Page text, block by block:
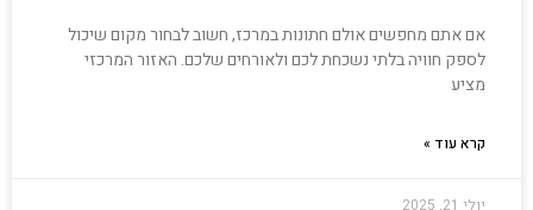
אם אתם מחפשים אולם חתונות במרכז, חשוב לבחור מקום שיכול
לספק חוויה בלתי נשכחת לכם ולאורחים שלכם. האזור המרכזי
מציע
קרא עוד »
יולי 21, 2025